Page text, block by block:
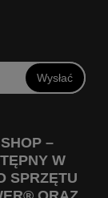
Wysłać
–
W
SPRZĘTU